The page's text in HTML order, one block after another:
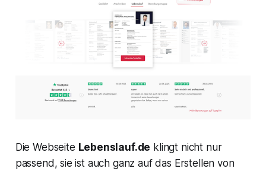
Die Webseite Lebenslauf.de klingt nicht nur
passend, sie ist auch ganz auf das Erstellen von